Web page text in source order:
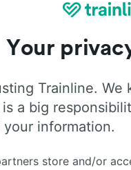
relacji
Venezia
Your
Trainline. We
a big
information.
store and/or